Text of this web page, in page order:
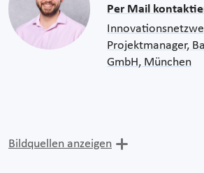
Per Mail
Projektmanager,
GmbH, München
Bildquellen anzeigen